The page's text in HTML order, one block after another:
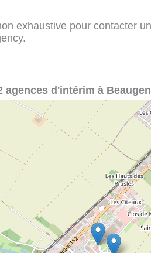
exhaustive pour contacter
agences d'intérim à